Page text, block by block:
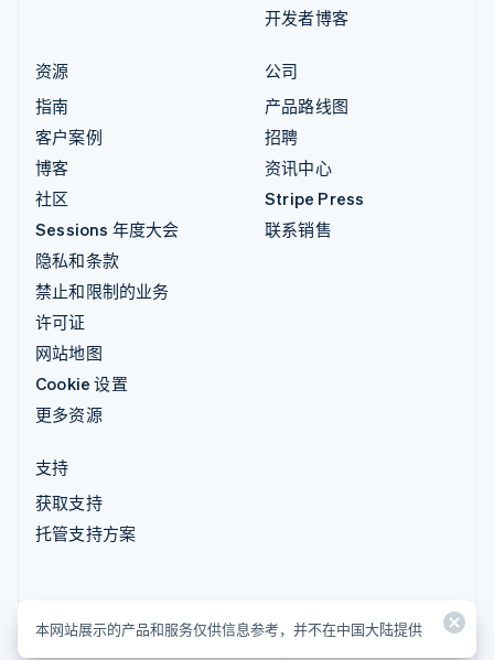
开发者博客
资源
指南
客户案例
博客
社区
Sessions 年度大会
隐私和条款
禁止和限制的业务
许可证
网站地图
Cookie 设置
更多资源
公司
产品路线图
招聘
资讯中心
Stripe Press
联系销售
支持
获取支持
托管支持方案
本网站展示的产品和服务仅供信息参考，并不在中国大陆提供